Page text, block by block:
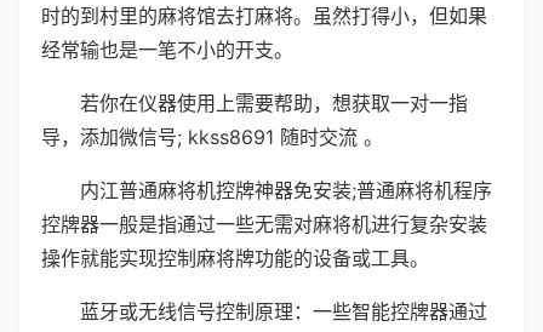
时的到村里的麻将馆去打麻将。虽然打得小，但如果
经常输也是一笔不小的开支。
若你在仪器使用上需要帮助，想获取一对一指
导，添加微信号; kkss8691 随时交流 。
内江普通麻将机控牌神器免安装;普通麻将机程序
控牌器一般是指通过一些无需对麻将机进行复杂安装
操作就能实现控制麻将牌功能的设备或工具。
蓝牙或无线信号控制原理：一些智能控牌器通过